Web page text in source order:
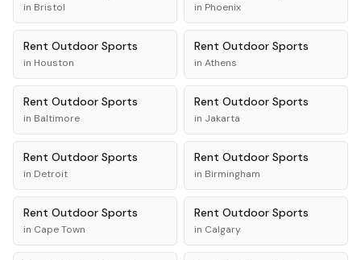
in Bristol in Phoenix
Rent Outdoor Sports
in Houston
Rent Outdoor Sports
in Athens
Rent Outdoor Sports
in Baltimore
Rent Outdoor Sports
in Jakarta
Rent Outdoor Sports
in Detroit
Rent Outdoor Sports
in Birmingham
Rent Outdoor Sports
in Cape Town
Rent Outdoor Sports
in Calgary